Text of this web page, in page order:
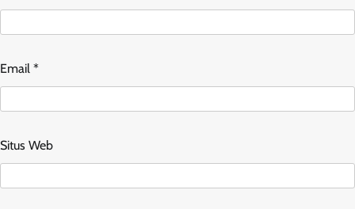
Email *
Situs Web